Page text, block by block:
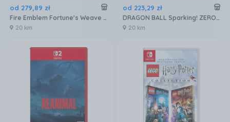
od 279,89 zł
Fire Emblem Fortune's Weave (Gra NS2)
20 km
od 223,29 zł
DRAGON BALL Sparking! ZERO (Gra NS2)
20 km